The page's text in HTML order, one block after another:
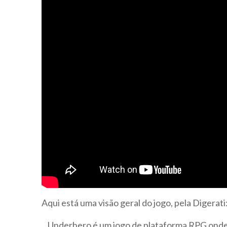
Aqui está uma visão geral do jogo, pela Digerati: